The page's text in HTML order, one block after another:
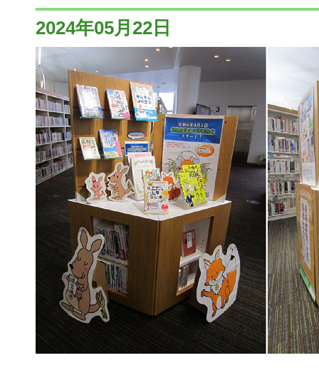
2024年05月22日